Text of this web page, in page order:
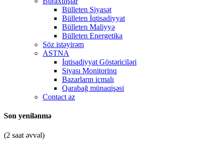
Bülleten Siyasət
Bülleten İqtisadiyyat
Bülleten Maliyyə
Bülleten Energetika
Söz istəyirəm
ASTNA
İqtisadiyyat Göstəriciləri
Siyası Monitorinq
Bazarların icmalı
Qarabağ münaqişəsi
Contact az
Son yenilənmə
(2 saat əvvəl)